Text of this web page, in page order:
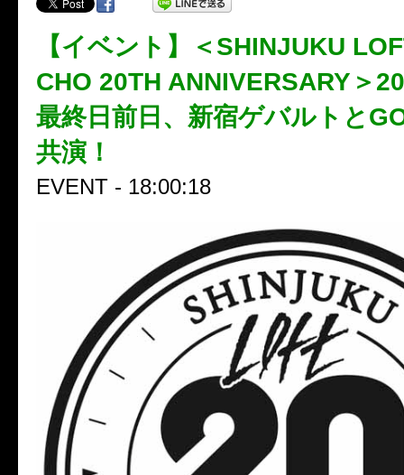
【イベント】＜SHINJUKU
CHO 20TH ANNIVERSARY＞
最終日前日、新宿ゲバルトと
共演！
EVENT - 18:00:18